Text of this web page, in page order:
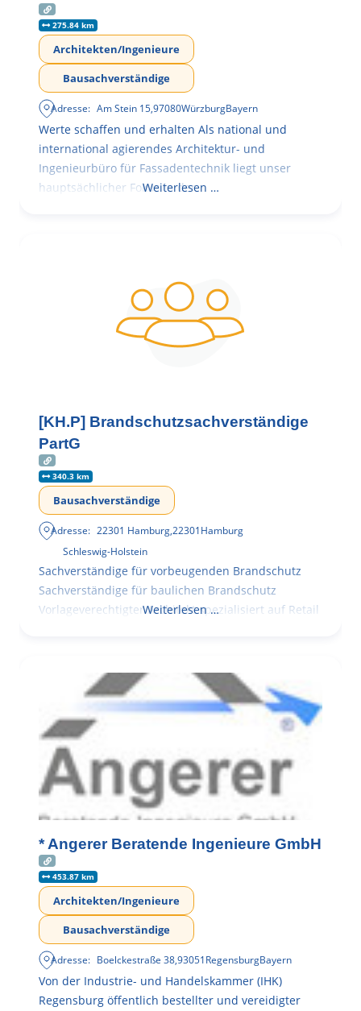
275.84 km
Architekten/Ingenieure
Bausachverständige
Adresse: Am Stein 15,97080WürzburgBayern
Werte schaffen und erhalten Als national und
international agierendes Architektur- und
Ingenieurbüro für Fassadentechnik liegt unser
hauptsächlicher Fokus in der
Weiterlesen …
[KH.P] Brandschutzsachverständige
PartG
340.3 km
Bausachverständige
Adresse: 22301 Hamburg,22301Hamburg
Schleswig-Holstein
Sachverständige für vorbeugenden Brandschutz
Sachverständige für baulichen Brandschutz
Vorlageverechtigter Architekt spezialisiert auf Retail
Weiterlesen …
* Angerer Beratende Ingenieure GmbH
453.87 km
Architekten/Ingenieure
Bausachverständige
Adresse: Boelckestraße 38,93051RegensburgBayern
Von der Industrie- und Handelskammer (IHK)
Regensburg öffentlich bestellter und vereidigter